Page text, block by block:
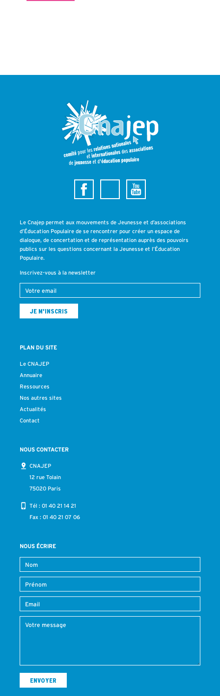
Le Cnajep permet aux mouvements de Jeunesse et d’associations
d’Éducation Populaire de se rencontrer pour créer un espace de
dialogue, de concertation et de représentation auprès des pouvoirs
publics sur les questions concernant la Jeunesse et l’Éducation
Populaire.
Inscrivez-vous à la newsletter
PLAN DU SITE
Le CNAJEP
Annuaire
Ressources
Nos autres sites
Actualités
Contact
NOUS CONTACTER
CNAJEP
12 rue Tolain
75020 Paris
Tél : 01 40 21 14 21
Fax : 01 40 21 07 06
NOUS ÉCRIRE